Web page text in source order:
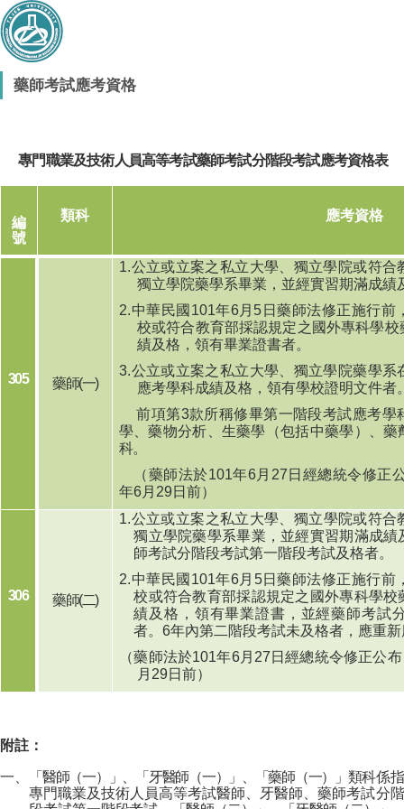
藥師考試應考資格
專門職業及技術人員高等考試藥師考試分階段考試應考資格表
編
號
類科 應考資格
305 藥師(一)
1.公立或立案之私立大學、獨立學院或符合
獨立學院藥學系畢業，並經實習期滿成績
2.中華民國 101年6月 5 日藥師法修正施行前
校或符合教育部採認規定之國外專科學
績及格，領有畢業證書者。
3.公立或立案之私立大學、獨立學院藥學系
應考學科成績及格，領有學校證明文件者
前項第3款所稱修畢第一階段考試應考學
學、藥物分析、生藥學（包括中藥學）、
科。
（藥師法於101年6月 27 日經總統令修正
年6月 29 日前）
306 藥師(二)
1.公立或立案之私立大學、獨立學院或符合
獨立學院藥學系畢業，並經實習期滿成
師考試分階段考試第一階段考試及格者。
2.中華民國 101年6月 5日藥師法修正施行前
校或符合教育部採認規定之國外專科學校
績及格，領有畢業證書，並經藥師考試
者。6年內第二階段考試未及格者，應重
（藥師法於101年6月 27 日經總統令修正公
月 29 日前）
附註：
一、 「醫師（一）」、「牙醫師（一）」、「藥師（一）」 類科係指
專門職業及技術人員高等考試醫師、牙醫師、藥師考試分階